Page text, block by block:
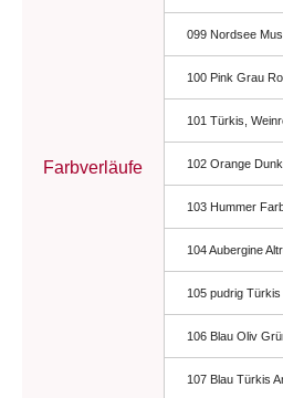
Farbverläufe
099 Nordsee
100 Pink Grau
101 Türkis,
102 Orange
103 Hummer
104 Aubergine
105 pudrig
106 Blau Oliv
107 Blau Türkis